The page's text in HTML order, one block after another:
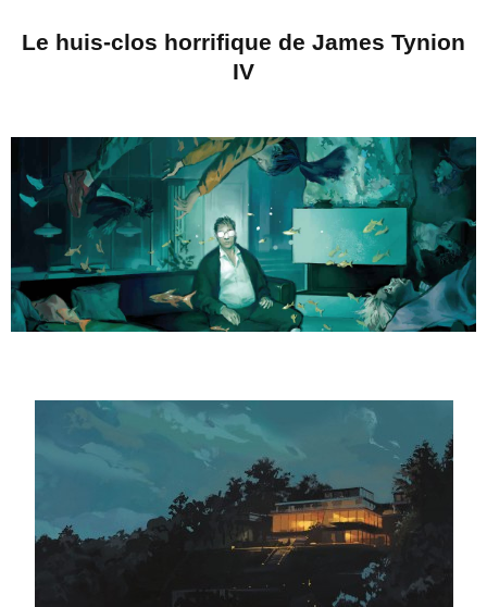
Le huis-clos horrifique de James Tynion
IV